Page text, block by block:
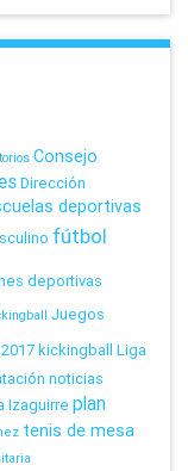
Consejo
Dirección
deportivas
fútbol
deportivas
Juegos
kickingball Liga
noticias
Izaguirre plan
tenis de mesa